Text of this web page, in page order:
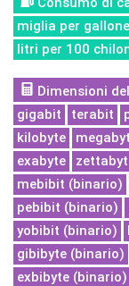
miglia per
litri per 100
Dimensioni
gigabit
terabit
kilobyte
exabyte
mebibit (binario)
pebibit (binario)
yobibit (binario)
gibibyte (binario)
exbibyte (binario)